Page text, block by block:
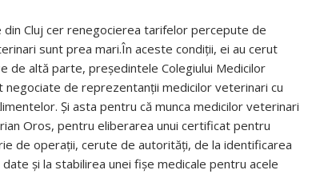
Cluj cer renegocierea tarifelor percepute de
sunt prea mari.În aceste condiţii, ei au cerut
de altă parte, preşedintele Colegiului Medicilor
de reprezentanţii medicilor veterinari cu
Şi asta pentru că munca medicilor veterinari
Oros, pentru eliberarea unui certificat pentru
de operaţii, cerute de autorităţi, de la identificarea
şi la stabilirea unei fişe medicale pentru acele